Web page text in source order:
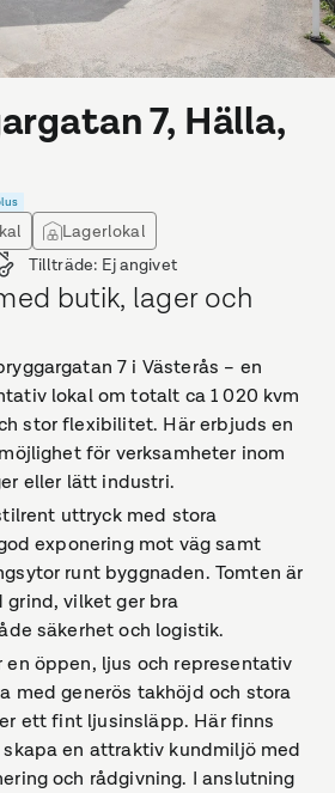
7, Hälla,
Lagerlokal
Tillträde: Ej angivet
butik, lager och
7 i Västerås – en
lokal om totalt ca 1 020 kvm
stor flexibilitet. Här erbjuds en
för verksamheter inom
eller lätt industri.
uttryck med stora
exponering mot väg samt
runt byggnaden. Tomten är
vilket ger bra
säkerhet och logistik.
öppen, ljus och representativ
med generös takhöjd och stora
ett fint ljusinsläpp. Här finns
en attraktiv kundmiljö med
och rådgivning. I anslutning